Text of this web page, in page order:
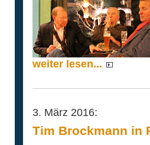
weiter lesen...
3. März 2016:
Tim Brockmann in